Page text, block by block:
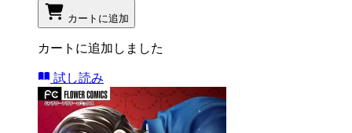
カートに追加
カートに追加しました
試し読み